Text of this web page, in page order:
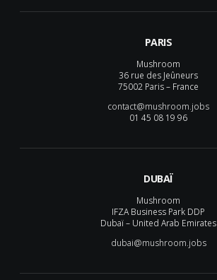
PARIS
Mushroom
36 rue des Jeûneurs
75002 Paris – France
contact@mushroom.jobs
01 45 08 19 96
DUBAÏ
Mushroom
IFZA Business Park DDP
Dubaï – United Arab Emirates
dubai@mushroom.jobs